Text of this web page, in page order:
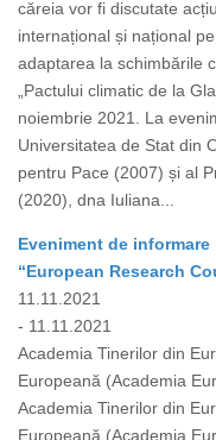
căreia vor fi discutate
internațional și național
adaptarea la schimbările
„Pactului climatic de la
noiembrie 2021. La
Universitatea de Stat din
pentru Pace (2007) și al
(2020), dna Iuliana...
Eveniment de
“European Research
11.11.2021
- 11.11.2021
Academia Tinerilor din
Europeană (Academia
Academia Tinerilor din
Europeană (Academia